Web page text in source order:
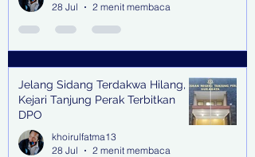
28 Jul 2 menit membaca
Jelang Sidang Terdakwa Hilang,
Kejari Tanjung Perak Terbitkan
DPO
khoirulfatma13
28 Jul
2 menit membaca